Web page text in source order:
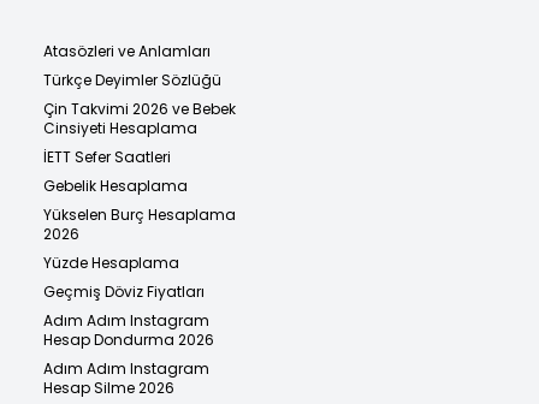
Atasözleri ve Anlamları
Türkçe Deyimler Sözlüğü
Çin Takvimi 2026 ve Bebek
Cinsiyeti Hesaplama
İETT Sefer Saatleri
Gebelik Hesaplama
Yükselen Burç Hesaplama
2026
Yüzde Hesaplama
Geçmiş Döviz Fiyatları
Adım Adım Instagram
Hesap Dondurma 2026
Adım Adım Instagram
Hesap Silme 2026